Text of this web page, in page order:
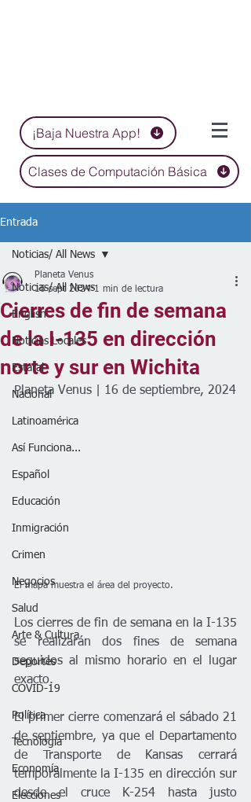
¡Baja Nuestra App!
Clases de Computación Básica
Entrada
Noticias/ All News
English
Noticias Locales
Estatal
Nacional
Latinoamérica
Así Funciona...
Español
Educación
Inmigración
Crimen
Negocios
Salud
Arte & Cultura
Deportes
COVID-19
Política
Tecnología
Economía
Elecciones
Noticias/ All News
Cierres de fin de semana
de la I-135 en dirección
norte y sur en Wichita
Planeta Venus
16 sept 2024 1 min de lectura
Planeta Venus | 16 de septiembre, 2024
El mapa muestra el área del proyecto.
Los cierres de fin de semana en la I-135
se realizarán dos fines de semana
seguidos al mismo horario en el lugar
exacto.
El primer cierre comenzará el sábado 21
de septiembre, ya que el Departamento
de Transporte de Kansas cerrará
temporalmente la I-135 en dirección sur
desde el cruce K-254 hasta justo